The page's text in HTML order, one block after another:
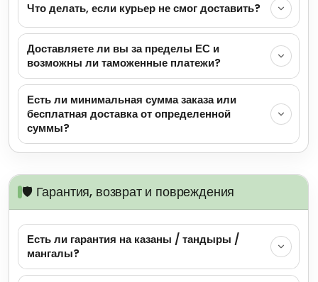
Что делать, если курьер не смог доставить?
Доставляете ли вы за пределы ЕС и
возможны ли таможенные платежи?
Есть ли минимальная сумма заказа или
бесплатная доставка от определенной
суммы?
🛡️ Гарантия, возврат и повреждения
Есть ли гарантия на казаны / тандыры /
мангалы?